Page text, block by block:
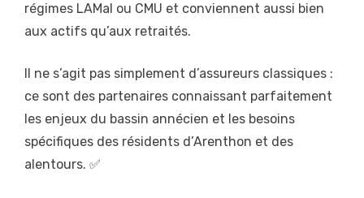
régimes LAMal ou CMU et conviennent aussi bien
aux actifs qu’aux retraités.
Il ne s’agit pas simplement d’assureurs classiques :
ce sont des partenaires connaissant parfaitement
les enjeux du bassin annécien et les besoins
spécifiques des résidents d’Arenthon et des
alentours. ✅